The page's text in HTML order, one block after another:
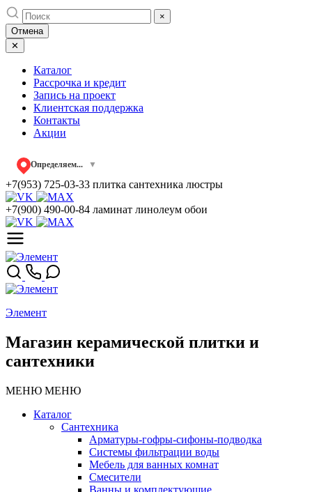
Skip
to
content
×
Отмена
✕
Каталог
Рассрочка и кредит
Запись на проект
Клиентская поддержка
Контакты
Акции
Определяем... ▼
+7(953) 725-03-33 плитка сантехника люстры
+7(900) 490-00-84 ламинат линолеум обои
Элемент
Магазин керамической плитки и
сантехники
МЕНЮ МЕНЮ
Каталог
Сантехника
Арматуры-гофры-сифоны-подводка
Системы фильтрации воды
Мебель для ванных комнат
Смесители
Ванны и комплектующие